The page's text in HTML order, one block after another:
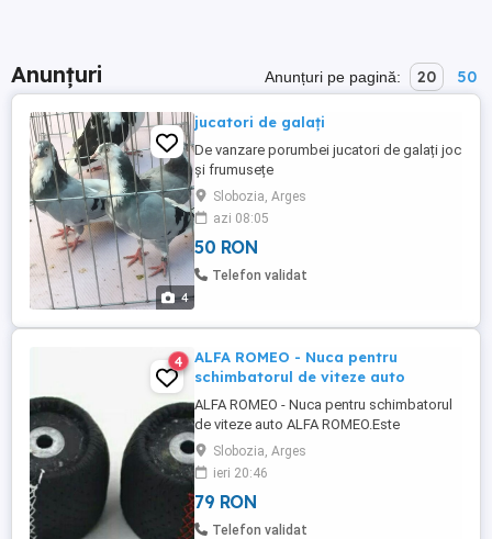
Anunțuri Anunțuri pe pagină: 20 50
4
jucatori de galați
De vanzare porumbei jucatori de galați joc
și frumusețe
Slobozia, Arges
azi 08:05
50 RON
Telefon validat
4
ALFA ROMEO - Nuca pentru
schimbatorul de viteze auto
ALFA ROMEO - Nuca pentru schimbatorul
de viteze auto ALFA ROMEO.Este
compatibila cu 159,BRERA,SPIDER,Altele
cu 5 sau 6 viteze. Produsul este nou ,
fabricat din materiale de buna calitate.
Culoare disponibila pe negru cu
argintiu.Transportul se face prin Prioripost
Slobozia, Arges
ieri 20:46
79 RON
Telefon validat